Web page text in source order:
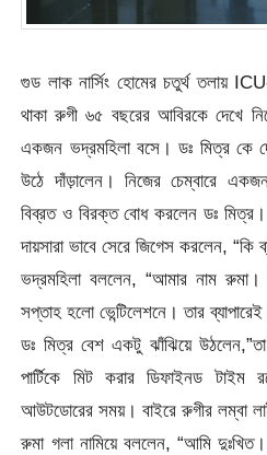
গুড লাক নার্সিং হোমের চতুর্থ তলায়
থাকা রুগী ৬৫ বছরের আবিরকে দেখে
একজন ভদ্রমহিলা বসে। ডঃ মিত্র কে
উঠে দাঁড়ালেন। নিজের চেম্বারে
বিব্রত ও বিরক্ত বোধ করলেন ডঃ
দায়সারা ভাবে সেরে জিগেস করলেন, “কি
ভদ্রমহিলা বললেন, “আমার নাম
সপ্তাহ হলো ভেন্টিলেশনে। তার
ডঃ মিত্র বেশ একটু ঝাঁঝিয়ে
পার্টিকে মিট করার ডিফাইনড
আউটডোরের সময়। বাইরে রুগীর লম্বা
রুমা গলা নামিয়ে বললেন, “আমি